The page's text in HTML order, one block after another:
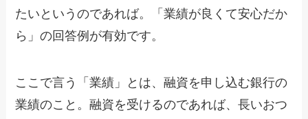
たいというのであれば。「業績が良くて安心だか
ら」の回答例が有効です。
ここで言う「業績」とは、融資を申し込む銀行の
業績のこと。融資を受けるのであれば、長いおつ